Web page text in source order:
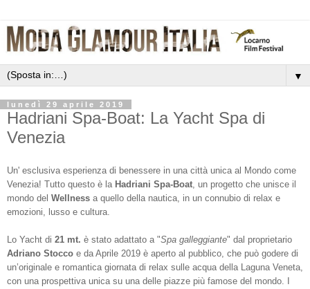
▼
lunedì 29 aprile 2019
Hadriani Spa-Boat: La Yacht Spa di
Venezia
Un' esclusiva esperienza di benessere in una città unica al Mondo come
Venezia! Tutto questo è la Hadriani Spa-Boat, un progetto che unisce il
mondo del Wellness a quello della nautica, in un connubio di relax e
emozioni, lusso e cultura.
Lo Yacht di 21 mt. è stato adattato a "Spa galleggiante" dal proprietario
Adriano Stocco e da Aprile 2019 è aperto al pubblico, che può godere di
un’originale e romantica giornata di relax sulle acqua della Laguna Veneta,
con una prospettiva unica su una delle piazze più famose del mondo. I